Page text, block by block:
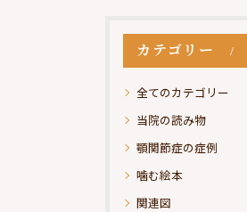
カテゴリー
全てのカテゴリー
当院の読み物
顎関節症の症例
噛む絵本
関連図